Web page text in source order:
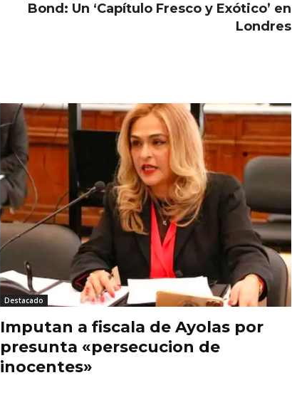
Bond: Un ‘Capítulo Fresco y Exótico’ en
Londres
Destacado
Imputan a fiscala de Ayolas por
presunta «persecucion de
inocentes»